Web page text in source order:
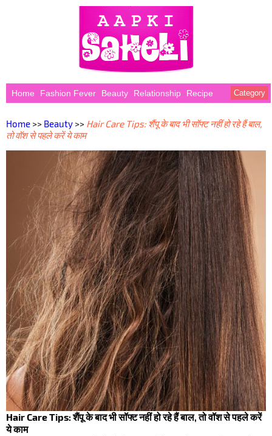
Home Fashion Fever Beauty Relationship Recipe Category
Home >> Beauty >> Hair Care Tips: शैंपू के बाद भी सॉफ्ट नहीं हो रहे हैं बाल,
तो वॉश से पहले करें ये काम
Hair Care Tips: शैंपू के बाद भी सॉफ्ट नहीं हो रहे हैं बाल, तो वॉश से पहले करें
ये काम